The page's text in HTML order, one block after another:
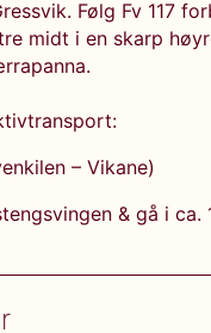
Følg Fv 117
midt i en skarp
– Vikane)
& gå i ca.